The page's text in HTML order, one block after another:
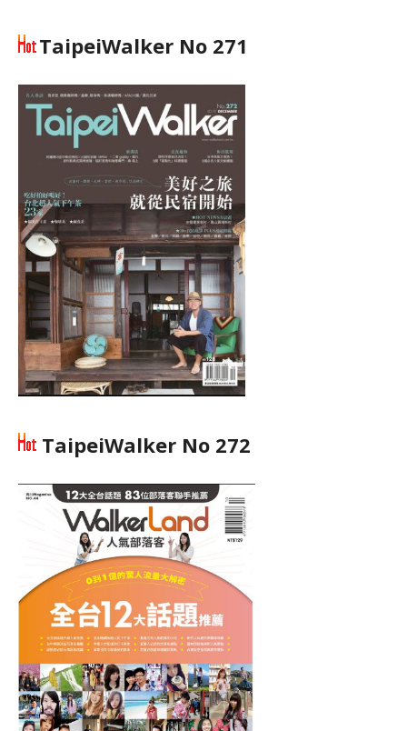
TaipeiWalker No 271
TaipeiWalker No 272